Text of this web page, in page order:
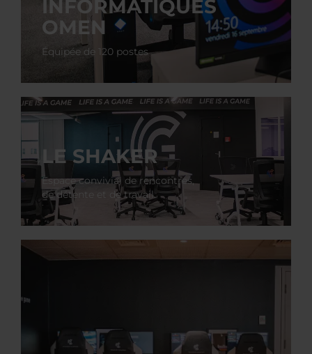
INFORMATIQUES
OMEN
Équipée de 120 postes
LE SHAKER
Espace convivial de rencontres,
de détente et de travail.